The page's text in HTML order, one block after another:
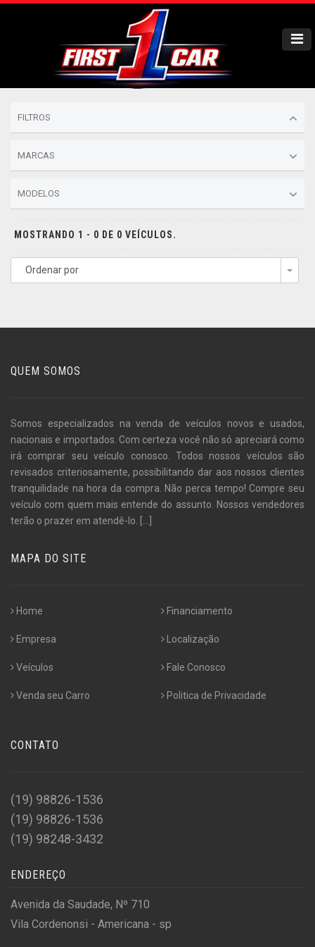
FILTROS
MARCAS
MODELOS
MOSTRANDO 1 - 0 DE 0 VEÍCULOS.
Ordenar por
QUEM SOMOS
Somos especializados na venda de veículos novos e usados,
nacionais e importados. Com certeza você não só apreciará como
irá comprar seu veículo conosco. Todos nossos veículos são
revisados criteriosamente, possibilitando dar aos nossos clientes
tranquilidade na hora da compra. Não perca tempo! Compre seu
veículo com quem mais entende do assunto. Nossos vendedores
terão o prazer em atendê-lo.
MAPA DO SITE
Home
Empresa
Veículos
Venda seu Carro
Financiamento
Localização
Fale Conosco
Politica de Privacidade
CONTATO
(19) 98826-1536
(19) 98826-1536
(19) 98248-3432
ENDEREÇO
Avenida da Saudade, Nº 710
Vila Cordenonsi - Americana - sp